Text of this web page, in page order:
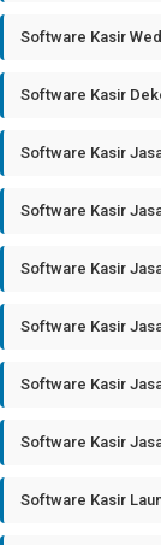
Software Kasir
Software Kasir
Software Kasir
Software Kasir
Software Kasir
Software Kasir
Software Kasir
Software Kasir
Software Kasir